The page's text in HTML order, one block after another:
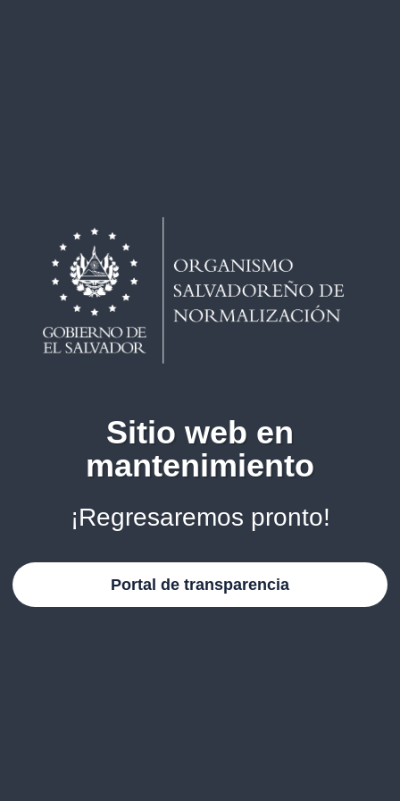
Sitio web en
mantenimiento
¡Regresaremos pronto!
Portal de transparencia